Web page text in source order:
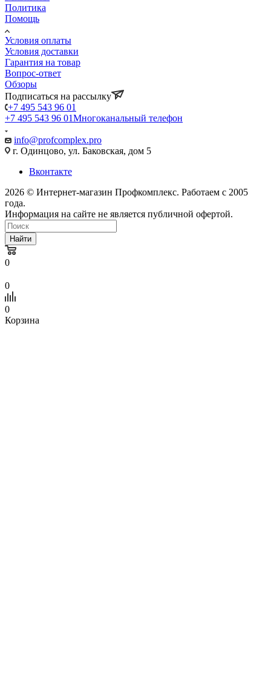
Политика
Помощь
Условия оплаты
Условия доставки
Гарантия на товар
Вопрос-ответ
Обзоры
Подписаться на рассылку
+7 495 543 96 01
+7 495 543 96 01Многоканальный телефон
info@profcomplex.pro
г. Одинцово, ул. Баковская, дом 5
Вконтакте
2026 © Интернет-магазин Профкомплекс. Работаем с 2005
года.
Информация на сайте не является публичной офертой.
Найти
0
0
0
Корзина